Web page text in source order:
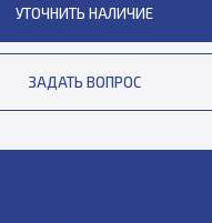
УТОЧНИТЬ НАЛИЧИЕ
ЗАДАТЬ ВОПРОС